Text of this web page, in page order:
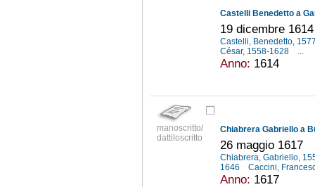
Castelli Benedetto a
19 dicembre 1614
Castelli, Benedetto,
César, 1558-1628
...
Anno: 1614
manoscritto/
dattiloscritto
Chiabrera Gabriello a
26 maggio 1617
Chiabrera, Gabriello,
1646
Caccini,
Anno: 1617